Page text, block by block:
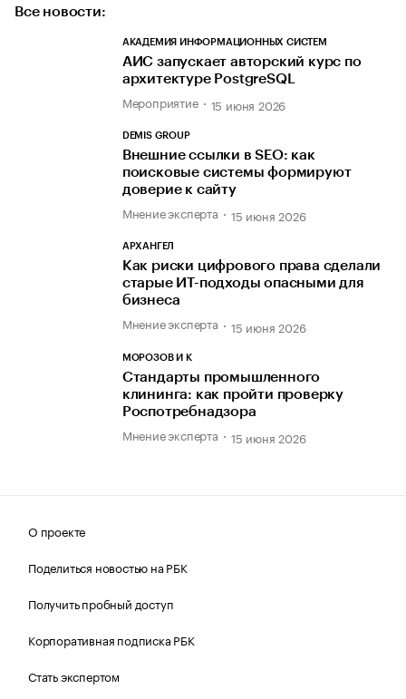
Все новости:
АКАДЕМИЯ ИНФОРМАЦИОННЫХ СИСТЕМ
АИС запускает авторский курс по
архитектуре PostgreSQL
Мероприятие 15 июня 2026
DEMIS GROUP
Внешние ссылки в SEO: как
поисковые системы формируют
доверие к сайту
Мнение эксперта 15 июня 2026
АРХАНГЕЛ
Как риски цифрового права сделали
старые ИТ-подходы опасными для
бизнеса
Мнение эксперта 15 июня 2026
МОРОЗОВ И К
Стандарты промышленного
клининга: как пройти проверку
Роспотребнадзора
Мнение эксперта 15 июня 2026
О проекте
Поделиться новостью на РБК
Получить пробный доступ
Корпоративная подписка РБК
Стать экспертом